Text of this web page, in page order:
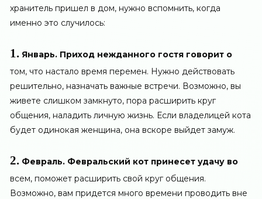
хранитель пришел в дом, нужно вспомнить, когда
именно это случилось:
1. Январь. Приход нежданного гостя говорит о
том, что настало время перемен. Нужно действовать
решительно, назначать важные встречи. Возможно, вы
живете слишком замкнуто, пора расширить круг
общения, наладить личную жизнь. Если владелицей кота
будет одинокая женщина, она вскоре выйдет замуж.
2. Февраль. Февральский кот принесет удачу во
всем, поможет расширить свой круг общения.
Возможно, вам придется много времени проводить вне